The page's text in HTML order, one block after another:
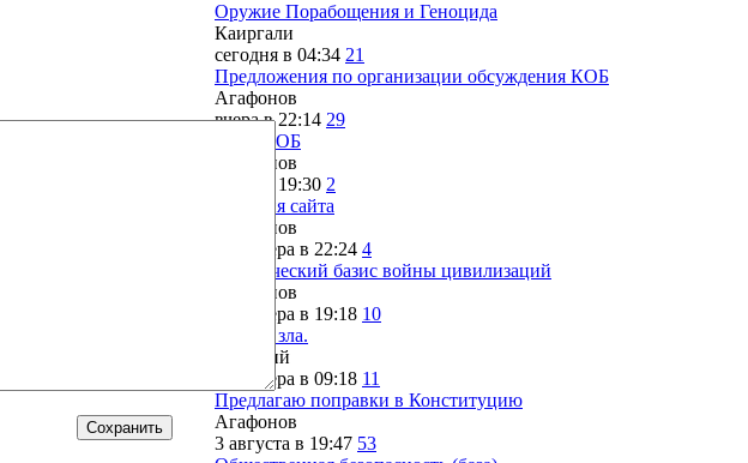
Оружие Порабощения и Геноцида
Каиргали
сегодня в 04:34 21
Предложения по организации обсуждения КОБ
Агафонов
вчера в 22:14 29
Что с КОБ
Агафонов
вчера в 19:30 2
Санация сайта
Агафонов
позавчера в 22:24 4
Генетический базис войны цивилизаций
Агафонов
позавчера в 19:18 10
Корень зла.
Дмитрий
позавчера в 09:18 11
Предлагаю поправки в Конституцию
Агафонов
3 августа в 19:47 53